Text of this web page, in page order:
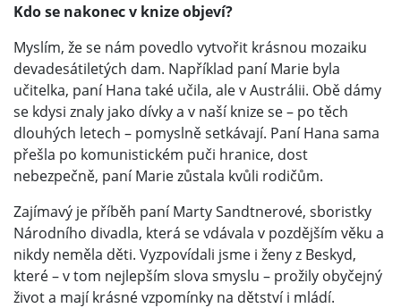
Kdo se nakonec v knize objeví?
Myslím, že se nám povedlo vytvořit krásnou mozaiku
devadesátiletých dam. Například paní Marie byla
učitelka, paní Hana také učila, ale v Austrálii. Obě dámy
se kdysi znaly jako dívky a v naší knize se – po těch
dlouhých letech – pomyslně setkávají. Paní Hana sama
přešla po komunistickém puči hranice, dost
nebezpečně, paní Marie zůstala kvůli rodičům.
Zajímavý je příběh paní Marty Sandtnerové, sboristky
Národního divadla, která se vdávala v pozdějším věku a
nikdy neměla děti. Vyzpovídali jsme i ženy z Beskyd,
které – v tom nejlepším slova smyslu – prožily obyčejný
život a mají krásné vzpomínky na dětství i mládí.